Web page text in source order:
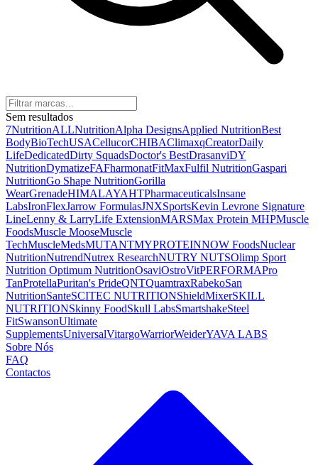
Sem resultados
7NutritionALLNutritionAlpha DesignsApplied NutritionBest
BodyBioTechUSACellucorCHIBAClimaxqCreatorDaily
LifeDedicatedDirty SquadsDoctor's BestDrasanviDY
NutritionDymatizeFAFharmonatFitMaxFulfil NutritionGaspari
NutritionGo Shape NutritionGorilla
WearGrenadeHIMALAYAHTPharmaceuticalsInsane
LabsIronFlexJarrow FormulasJNXSportsKevin Levrone Signature
LineLenny & LarryLife ExtensionMARSMax Protein MHPMuscle
FoodsMuscle MooseMuscle
TechMuscleMedsMUTANTMYPROTEINNOW FoodsNuclear
NutritionNutrendNutrex ResearchNUTRY NUTSOlimp Sport
Nutrition Optimum NutritionOsaviOstroVitPERFORMAPro
TanProtellaPuritan's PrideQNTQuamtraxRabekoSan
NutritionSanteSCITEC NUTRITIONShieldMixerSKILL
NUTRITIONSkinny FoodSkull LabsSmartshakeSteel
FitSwansonUltimate
SupplementsUniversalVitargoWarriorWeiderYAVA LABS
Sobre Nós
FAQ
Contactos